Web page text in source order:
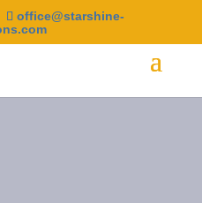
office@starshine-